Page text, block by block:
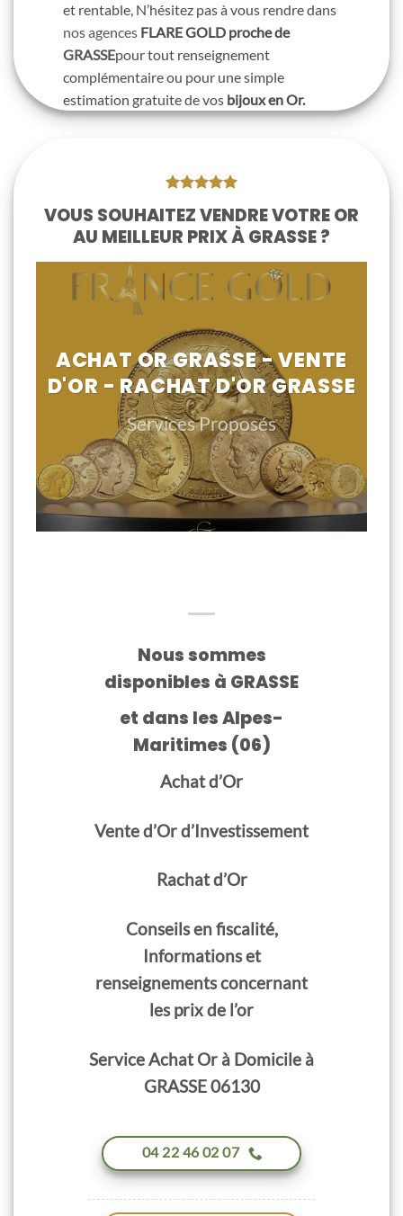
et rentable, N’hésitez pas à vous rendre dans
nos agences FLARE GOLD proche de
GRASSEpour tout renseignement
complémentaire ou pour une simple
estimation gratuite de vos bijoux en Or.
VOUS SOUHAITEZ VENDRE VOTRE OR
AU MEILLEUR PRIX À GRASSE ?
ACHAT OR GRASSE - VENTE
D'OR - RACHAT D'OR GRASSE
Services Proposés
Nous sommes
disponibles à GRASSE
et dans les Alpes-
Maritimes (06)
Achat d’Or
Vente d’Or d’Investissement
Rachat d’Or
Conseils en fiscalité,
Informations et
renseignements concernant
les prix de l’or
Service Achat Or à Domicile à
GRASSE 06130
04 22 46 02 07